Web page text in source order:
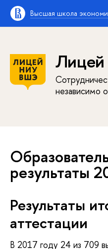
Высшая школа
независимо
результаты
Результаты
аттестации
В 2017 году 24 из 709